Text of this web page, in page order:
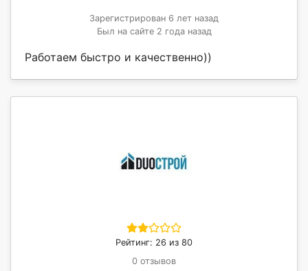
Зарегистрирован 6 лет назад
Был на сайте 2 года назад
Работаем быстро и качественно))
Рейтинг: 26 из 80
0 отзывов